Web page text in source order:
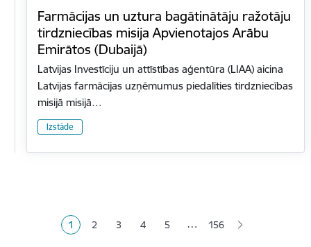
Farmācijas un uztura bagātinātāju ražotāju
tirdzniecības misija Apvienotajos Arābu
Emirātos (Dubaijā)
Latvijas Investīciju un attīstības aģentūra (LIAA) aicina
Latvijas farmācijas uzņēmumus piedalīties tirdzniecības
misijā misijā…
Izstāde
Pašreizējā lapa
1 Lapa
2 Lapa
3 Lapa
4 Lapa
5 … 156